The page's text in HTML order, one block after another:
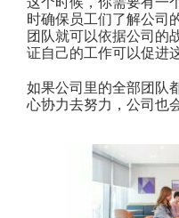
时确保员工们了解公司
团队就可以依据公司的
证自己的工作可以促进
如果公司里的全部团队
心协力去努力，公司也